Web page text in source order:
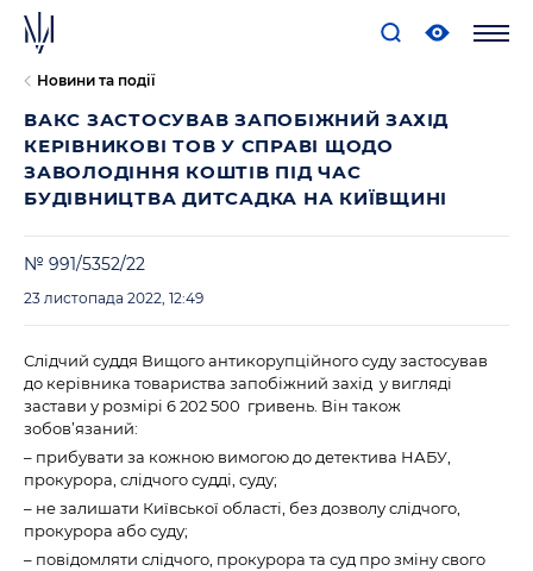
Новини та події
ВАКС ЗАСТОСУВАВ ЗАПОБІЖНИЙ ЗАХІД
КЕРІВНИКОВІ ТОВ У СПРАВІ ЩОДО
ЗАВОЛОДІННЯ КОШТІВ ПІД ЧАС
БУДІВНИЦТВА ДИТСАДКА НА КИЇВЩИНІ
№ 991/5352/22
23 листопада 2022, 12:49
Слідчий суддя Вищого антикорупційного суду застосував
до керівника товариства запобіжний захід у вигляді
застави у розмірі 6 202 500 гривень. Він також
зобов’язаний:
– прибувати за кожною вимогою до детектива НАБУ,
прокурора, слідчого судді, суду;
– не залишати Київської області, без дозволу слідчого,
прокурора або суду;
– повідомляти слідчого, прокурора та суд про зміну свого